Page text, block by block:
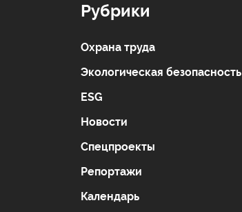
Рубрики
Охрана труда
Экологическая безопасность
ESG
Новости
Спецпроекты
Репортажи
Календарь